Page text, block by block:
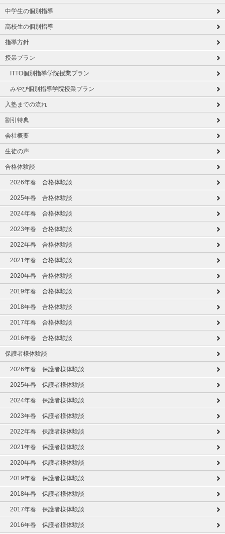
中学生の個別指導
高校生の個別指導
指導方針
授業プラン
ITTO個別指導学院授業プラン
みやび個別指導学院授業プラン
入塾までの流れ
割引特典
会社概要
生徒の声
合格体験談
2026年春 合格体験談
2025年春 合格体験談
2024年春 合格体験談
2023年春 合格体験談
2022年春 合格体験談
2021年春 合格体験談
2020年春 合格体験談
2019年春 合格体験談
2018年春 合格体験談
2017年春 合格体験談
2016年春 合格体験談
保護者様体験談
2026年春 保護者様体験談
2025年春 保護者様体験談
2024年春 保護者様体験談
2023年春 保護者様体験談
2022年春 保護者様体験談
2021年春 保護者様体験談
2020年春 保護者様体験談
2019年春 保護者様体験談
2018年春 保護者様体験談
2017年春 保護者様体験談
2016年春 保護者様体験談